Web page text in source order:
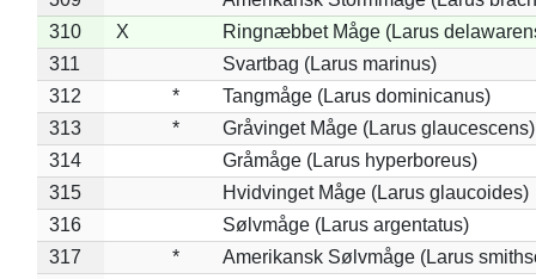
310
X
Ringnæbbet Måge (Larus
311
Svartbag (Larus marinus)
312
*
Tangmåge (Larus dominicanus)
313
*
Gråvinget Måge (Larus glaucescens)
314
Gråmåge (Larus hyperboreus)
315
Hvidvinget Måge (Larus glaucoides)
316
Sølvmåge (Larus argentatus)
317
*
Amerikansk Sølvmåge (Larus